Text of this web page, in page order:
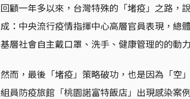
回顧一年多以來，台灣特殊的「堵疫」之路，
成：中央流行疫情指揮中心高層官員表現，總
基層社會自主戴口罩、洗手、健康管理的的動
然而，最後「堵疫」策略破功，也是因為「空
組員防疫旅館「桃園諾富特飯店」出現感染案